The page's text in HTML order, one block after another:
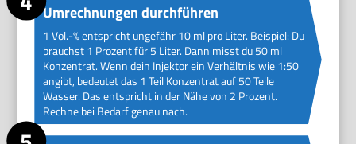
Umrechnungen durchführen
1 Vol.-% entspricht ungefähr 10 ml pro Liter. Beispiel: Du
brauchst 1 Prozent für 5 Liter. Dann misst du 50 ml
Konzentrat. Wenn dein Injektor ein Verhältnis wie 1:50
angibt, bedeutet das 1 Teil Konzentrat auf 50 Teile
Wasser. Das entspricht in der Nähe von 2 Prozent.
Rechne bei Bedarf genau nach.